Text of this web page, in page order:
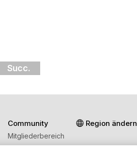
Succ.
Community
Mitgliederbereich
Region ändern